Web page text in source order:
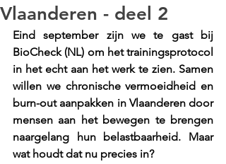
Vlaanderen - deel 2
Eind september zijn we te gast bij
BioCheck (NL) om het trainingsprotocol
in het echt aan het werk te zien. Samen
willen we chronische vermoeidheid en
burn-out aanpakken in Vlaanderen door
mensen aan het bewegen te brengen
naargelang hun belastbaarheid. Maar
wat houdt dat nu precies in?